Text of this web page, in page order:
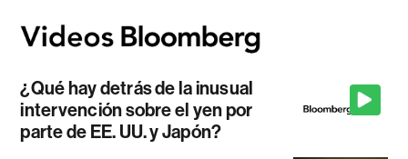
¿Qué hay detrás de la inusual
intervención sobre el yen por
parte de EE. UU. y Japón?